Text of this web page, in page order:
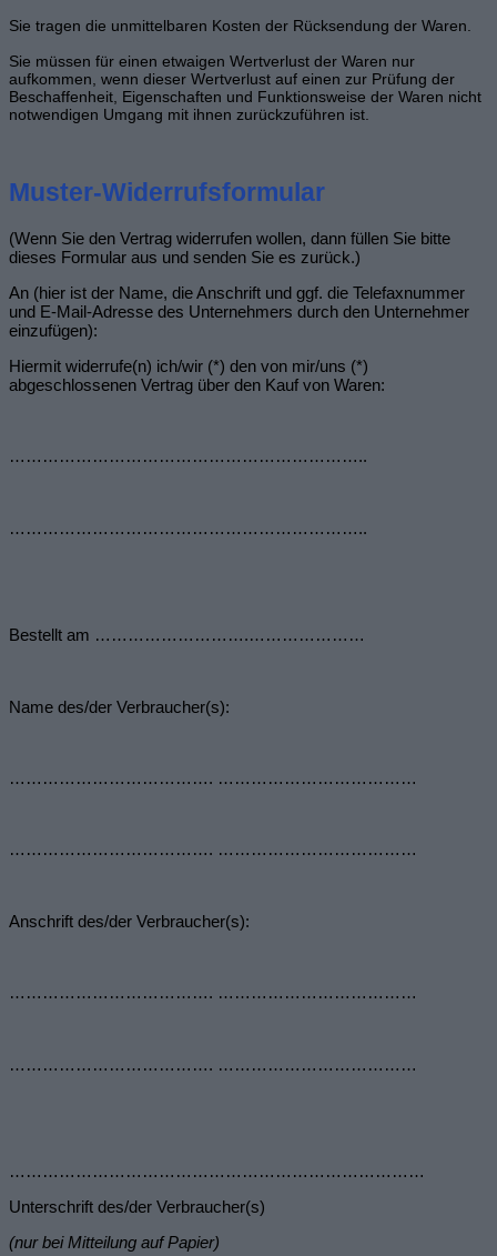
Sie tragen die unmittelbaren Kosten der Rücksendung der Waren.
Sie müssen für einen etwaigen Wertverlust der Waren nur
aufkommen, wenn dieser Wertverlust auf einen zur Prüfung der
Beschaffenheit, Eigenschaften und Funktionsweise der Waren nicht
notwendigen Umgang mit ihnen zurückzuführen ist.
Muster-Widerrufsformular
(Wenn Sie den Vertrag widerrufen wollen, dann füllen Sie bitte
dieses Formular aus und senden Sie es zurück.)
An (hier ist der Name, die Anschrift und ggf. die Telefaxnummer
und E-Mail-Adresse des Unternehmers durch den Unternehmer
einzufügen):
Hiermit widerrufe(n) ich/wir (*) den von mir/uns (*)
abgeschlossenen Vertrag über den Kauf von Waren:
………………………………………………………..
………………………………………………………..
Bestellt am ……………………….…………………
Name des/der Verbraucher(s):
………………………………. ………………………………
………………………………. ………………………………
Anschrift des/der Verbraucher(s):
………………………………. ………………………………
………………………………. ………………………………
…………………………………………………………………
Unterschrift des/der Verbraucher(s)
(nur bei Mitteilung auf Papier)